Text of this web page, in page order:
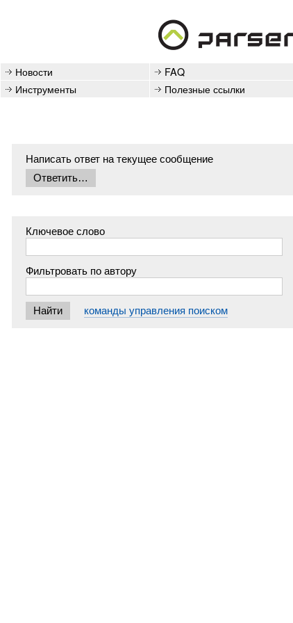
Новости FAQ
Инструменты
Полезные ссылки
Написать ответ на текущее сообщение
Ключевое слово
Фильтровать по автору
команды управления поиском